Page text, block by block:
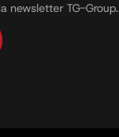
newsletter TG-Group.